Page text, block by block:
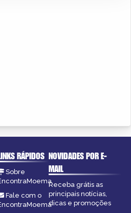
RÁPIDOS
Sobre
Fale com o
NOVIDADES POR E-
MAIL
Receba grátis as
principais notícias,
dicas e promoções